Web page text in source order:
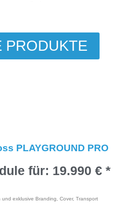
PRODUKTE
PLAYGROUND PRO
für: 19.990 € *
exklusive Branding, Cover, Transport